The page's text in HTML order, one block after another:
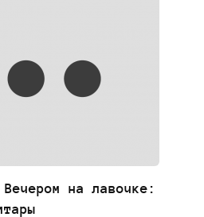
на лавочке: